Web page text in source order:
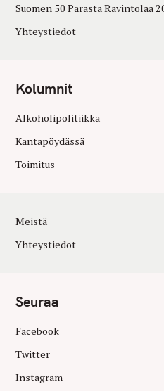
Suomen 50 Parasta Ravintolaa
Yhteystiedot
Kolumnit
Alkoholipolitiikka
Kantapöydässä
Toimitus
Meistä
Yhteystiedot
Seuraa
Facebook
Twitter
Instagram